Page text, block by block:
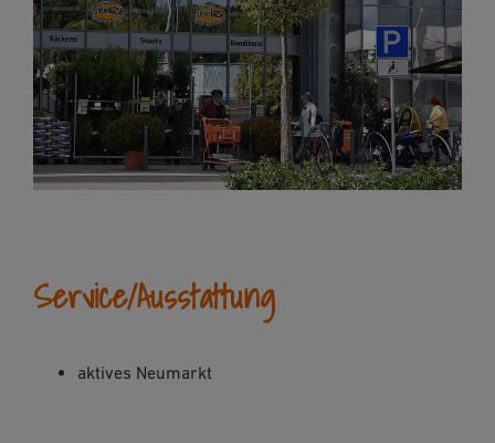
Service/Ausstattung
aktives Neumarkt